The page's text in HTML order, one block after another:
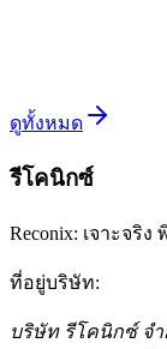
อ่านต่อ
ดูทั้งหมด
รีโคนิกซ์
Reconix: เจาะจริ
ที่อยู่บริษัท:
บริษัท รีโคนิกซ์ จ